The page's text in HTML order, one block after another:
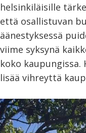
helsinkiläisille
että osallistuvan
äänestyksessä
viime syksynä
koko kaupungissa.
lisää vihreyttä